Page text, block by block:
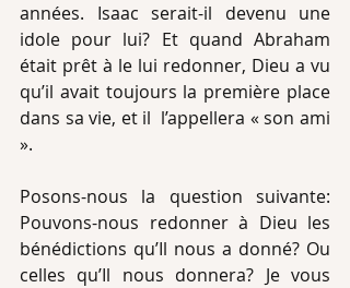
années. Isaac serait-il devenu une
idole pour lui? Et quand Abraham
était prêt à le lui redonner, Dieu a vu
qu’il avait toujours la première place
dans sa vie, et il  l’appellera « son ami
».
Posons-nous la question suivante:
Pouvons-nous redonner à Dieu les
bénédictions qu’Il nous a donné? Ou
celles qu’Il nous donnera? Je vous